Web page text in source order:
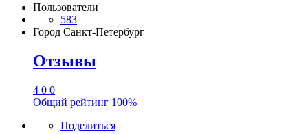
Пользователи
583
Город Санкт-Петербург
Отзывы
4 0 0
Общий рейтинг 100%
Поделиться